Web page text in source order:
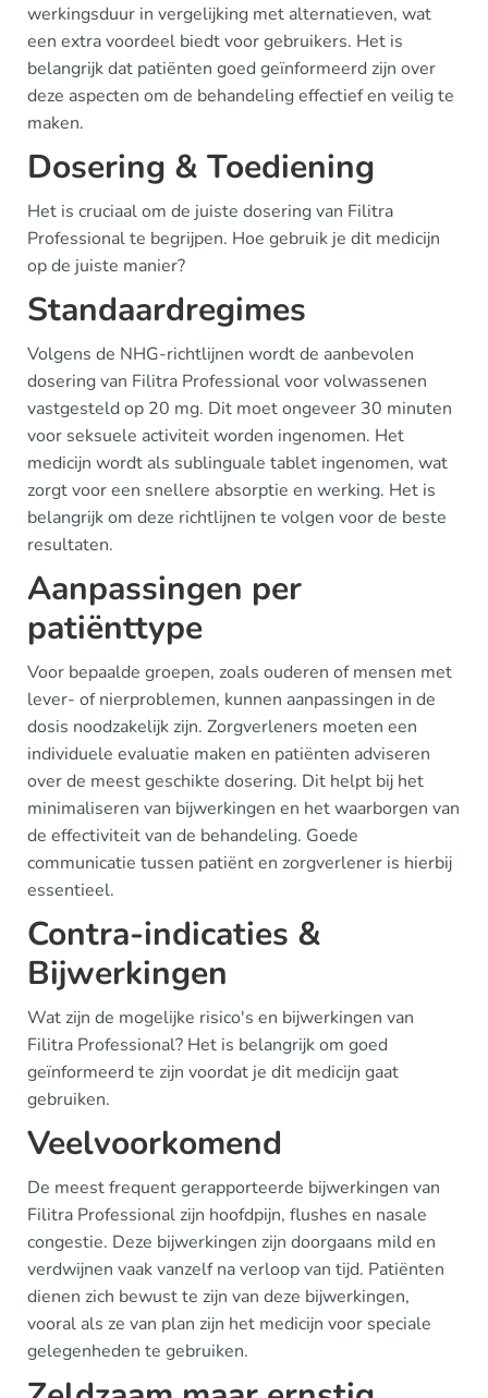
werkingsduur in vergelijking met alternatieven, wat
een extra voordeel biedt voor gebruikers. Het is
belangrijk dat patiënten goed geïnformeerd zijn over
deze aspecten om de behandeling effectief en veilig te
maken.
Dosering & Toediening
Het is cruciaal om de juiste dosering van Filitra
Professional te begrijpen. Hoe gebruik je dit medicijn
op de juiste manier?
Standaardregimes
Volgens de NHG-richtlijnen wordt de aanbevolen
dosering van Filitra Professional voor volwassenen
vastgesteld op 20 mg. Dit moet ongeveer 30 minuten
voor seksuele activiteit worden ingenomen. Het
medicijn wordt als sublinguale tablet ingenomen, wat
zorgt voor een snellere absorptie en werking. Het is
belangrijk om deze richtlijnen te volgen voor de beste
resultaten.
Aanpassingen per
patiënttype
Voor bepaalde groepen, zoals ouderen of mensen met
lever- of nierproblemen, kunnen aanpassingen in de
dosis noodzakelijk zijn. Zorgverleners moeten een
individuele evaluatie maken en patiënten adviseren
over de meest geschikte dosering. Dit helpt bij het
minimaliseren van bijwerkingen en het waarborgen van
de effectiviteit van de behandeling. Goede
communicatie tussen patiënt en zorgverlener is hierbij
essentieel.
Contra-indicaties &
Bijwerkingen
Wat zijn de mogelijke risico's en bijwerkingen van
Filitra Professional? Het is belangrijk om goed
geïnformeerd te zijn voordat je dit medicijn gaat
gebruiken.
Veelvoorkomend
De meest frequent gerapporteerde bijwerkingen van
Filitra Professional zijn hoofdpijn, flushes en nasale
congestie. Deze bijwerkingen zijn doorgaans mild en
verdwijnen vaak vanzelf na verloop van tijd. Patiënten
dienen zich bewust te zijn van deze bijwerkingen,
vooral als ze van plan zijn het medicijn voor speciale
gelegenheden te gebruiken.